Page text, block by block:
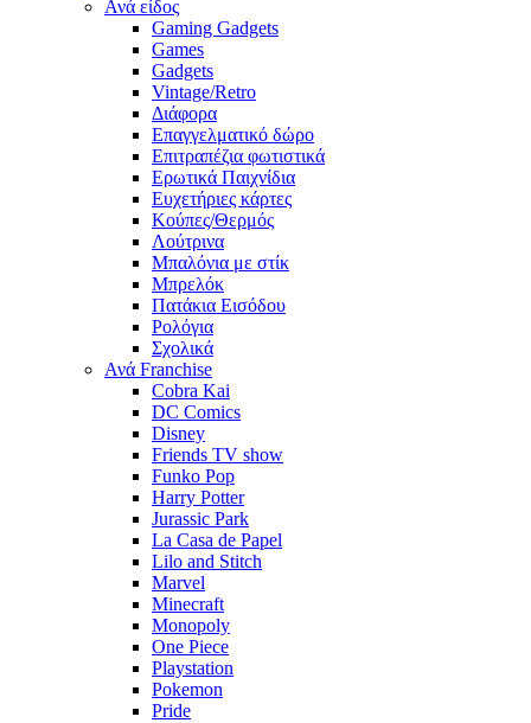
Ανά είδος
Gaming Gadgets
Games
Gadgets
Vintage/Retro
Διάφορα
Επαγγελματικό δώρο
Επιτραπέζια φωτιστικά
Ερωτικά Παιχνίδια
Ευχετήριες κάρτες
Κούπες/Θερμός
Λούτρινα
Μπαλόνια με στίκ
Μπρελόκ
Πατάκια Εισόδου
Ρολόγια
Σχολικά
Ανά Franchise
Cobra Kai
DC Comics
Disney
Friends TV show
Funko Pop
Harry Potter
Jurassic Park
La Casa de Papel
Lilo and Stitch
Marvel
Minecraft
Monopoly
One Piece
Playstation
Pokemon
Pride